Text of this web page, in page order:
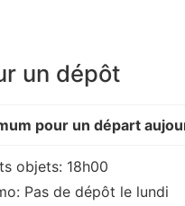
un dépôt
pour un départ
objets: 18h00
Pas de dépôt le lundi